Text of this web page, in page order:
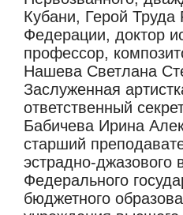
Кубани, Герой Труда
Федерации, доктор
профессор,
Нашева Светлана
Заслуженная
ответственный
Бабичева Ирина
старший
эстрадно-джазового
Федерального
бюджетного